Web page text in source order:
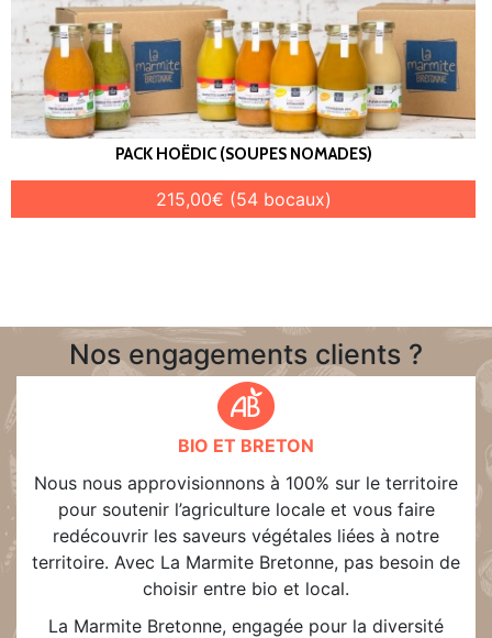
PACK HOËDIC (SOUPES NOMADES)
215,00€ (54 bocaux)
Nos engagements clients ?
BIO ET BRETON
Nous nous approvisionnons à 100% sur le territoire
pour soutenir l’agriculture locale et vous faire
redécouvrir les saveurs végétales liées à notre
territoire. Avec La Marmite Bretonne, pas besoin de
choisir entre bio et local.
La Marmite Bretonne, engagée pour la diversité